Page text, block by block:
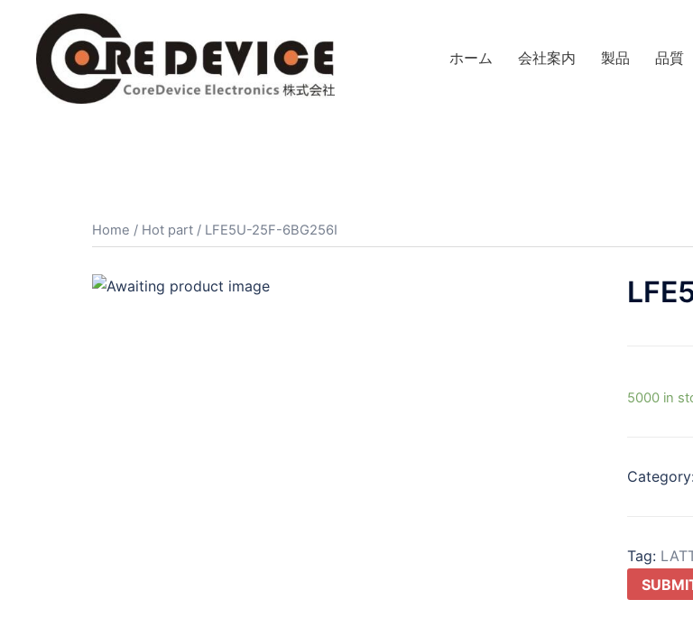
ホーム 会社案内 製品 品質
Home / Hot part / LFE5U-25F-6BG256I
5000 in
Tag: